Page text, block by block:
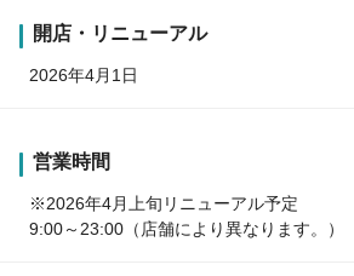
開店・リニューアル
2026年4月1日
営業時間
※2026年4月上旬リニューアル予定
9:00～23:00（店舗により異なります。）